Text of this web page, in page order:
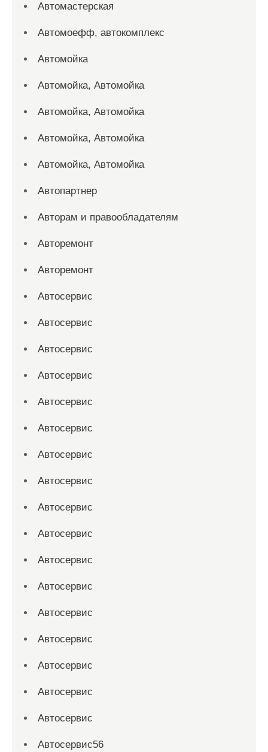
Автомастерская
Автомоефф, автокомплекс
Автомойка
Автомойка, Автомойка
Автомойка, Автомойка
Автомойка, Автомойка
Автомойка, Автомойка
Автопартнер
Авторам и правообладателям
Авторемонт
Авторемонт
Автосервис
Автосервис
Автосервис
Автосервис
Автосервис
Автосервис
Автосервис
Автосервис
Автосервис
Автосервис
Автосервис
Автосервис
Автосервис
Автосервис
Автосервис
Автосервис
Автосервис
Автосервис56